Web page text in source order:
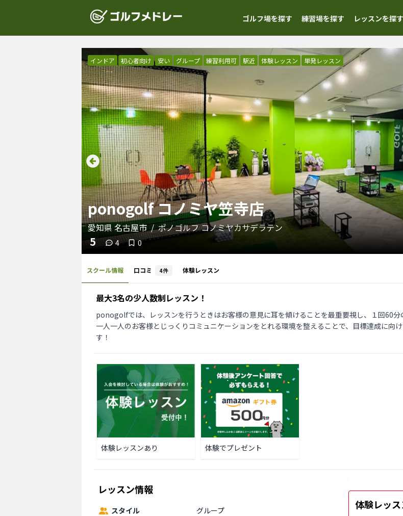
ゴルフ場を探す 練習場を探す レッスンを探す
インドア 初心者向け 安い グループ 練習利用可 駅近 体験レッスン 単発レッスン
ponogolf コノミヤ笠寺店
愛知県名古屋市 / ポノゴルフ コノミヤカサデラテン
5 4 0
スクール情報 口コミ 4件 体験レッスン
最大3名の少人数制レッスン！
ponogolfでは、レッスンを行うときはお客様の意見に耳を傾けることを最重要視し、１回60分
一人一人のお客様とじっくりコミュニケーションをとれる環境を整えることで、目標達成に向
す！
体験レッスンあり 体験でプレゼント
レッスン情報
スタイル
グループ
体験レッス